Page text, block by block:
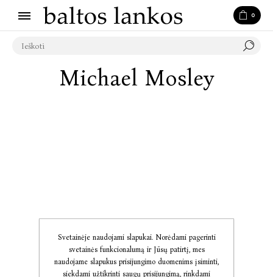
0
Michael Mosley
Svetainėje naudojami slapukai. Norėdami pagerinti
svetainės funkcionalumą ir Jūsų patirtį, mes
naudojame slapukus prisijungimo duomenims įsiminti,
siekdami užtikrinti saugų prisijungimą, rinkdami